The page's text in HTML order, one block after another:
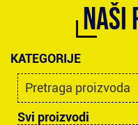
NAŠI
KATEGORIJE
Svi proizvodi